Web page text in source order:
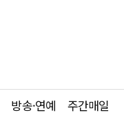
방송·연예 주간매일